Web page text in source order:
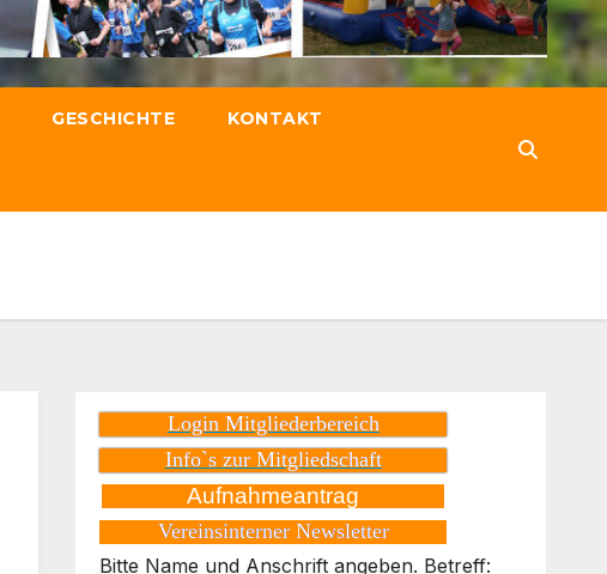
GESCHICHTE KONTAKT
Login Mitgliederbereich
Info`s zur Mitgliedschaft
Aufnahmeantrag
Vereinsinterner Newsletter
Bitte Name und Anschrift angeben. Betreff: